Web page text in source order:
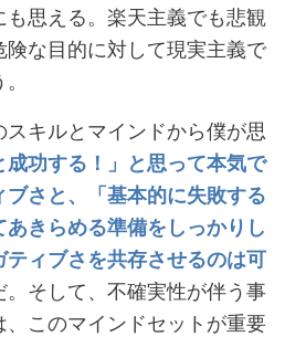
も思える。楽天主義でも悲観
険な目的に対して現実主義で
スキルとマインドから僕が思
成功する！」と思って本気で
さと、「基本的に失敗する
あきらめる準備をしっかりし
ィブさを共存させるのは可
そして、不確実性が伴う事
、このマインドセットが重要